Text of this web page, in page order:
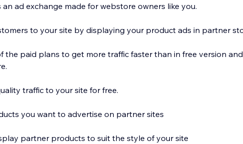
ad exchange made for webstore owners like you.
to your site by displaying your product ads in partner
the paid plans to get more traffic faster than in free version
traffic to your site for free.
you want to advertise on partner sites
partner products to suit the style of your site